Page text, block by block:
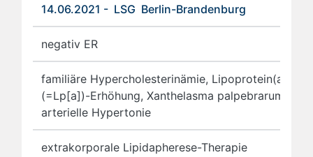
14.06.2021 - LSG Berlin-Brandenburg
negativ ER
familiäre Hypercholesterinämie, Lipoprotein(a)
(=Lp[a])-Erhöhung, Xanthelasma palpebrarum und
arterielle Hypertonie
extrakorporale Lipidapherese-Therapie